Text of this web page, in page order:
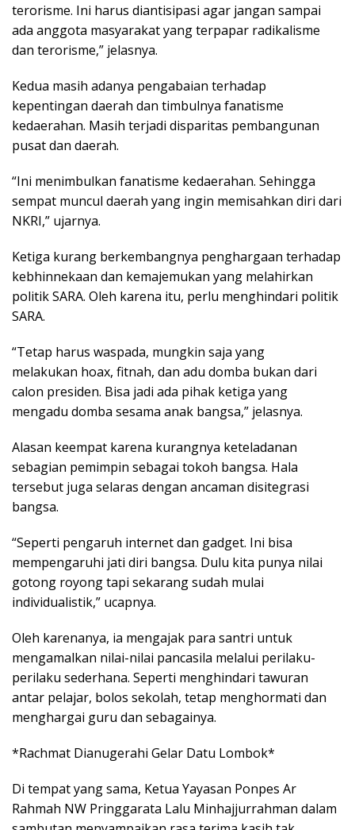
terorisme. Ini harus diantisipasi agar jangan sampai
ada anggota masyarakat yang terpapar radikalisme
dan terorisme,” jelasnya.
Kedua masih adanya pengabaian terhadap
kepentingan daerah dan timbulnya fanatisme
kedaerahan. Masih terjadi disparitas pembangunan
pusat dan daerah.
“Ini menimbulkan fanatisme kedaerahan. Sehingga
sempat muncul daerah yang ingin memisahkan diri dari
NKRI,” ujarnya.
Ketiga kurang berkembangnya penghargaan terhadap
kebhinnekaan dan kemajemukan yang melahirkan
politik SARA. Oleh karena itu, perlu menghindari politik
SARA.
“Tetap harus waspada, mungkin saja yang
melakukan hoax, fitnah, dan adu domba bukan dari
calon presiden. Bisa jadi ada pihak ketiga yang
mengadu domba sesama anak bangsa,” jelasnya.
Alasan keempat karena kurangnya keteladanan
sebagian pemimpin sebagai tokoh bangsa. Hala
tersebut juga selaras dengan ancaman disitegrasi
bangsa.
“Seperti pengaruh internet dan gadget. Ini bisa
mempengaruhi jati diri bangsa. Dulu kita punya nilai
gotong royong tapi sekarang sudah mulai
individualistik,” ucapnya.
Oleh karenanya, ia mengajak para santri untuk
mengamalkan nilai-nilai pancasila melalui perilaku-
perilaku sederhana. Seperti menghindari tawuran
antar pelajar, bolos sekolah, tetap menghormati dan
menghargai guru dan sebagainya.
*Rachmat Dianugerahi Gelar Datu Lombok*
Di tempat yang sama, Ketua Yayasan Ponpes Ar
Rahmah NW Pringgarata Lalu Minhajjurrahman dalam